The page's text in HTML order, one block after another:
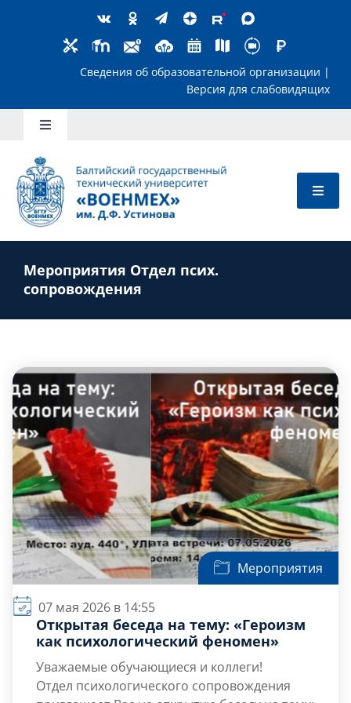
Сведения об образовательной
Toggle
Школьникам
Абитуриентам
Студентам
Преподавателям
Слушателям
Партнерам
НИОКР
Мероприятия Отдел псих.
сопровождения
Мероприятия
07 мая 2026 в 14:55
Открытая беседа на тему: «Героизм
как психологический феномен»
Уважаемые обучающиеся и коллеги!
Отдел психологического сопровождения